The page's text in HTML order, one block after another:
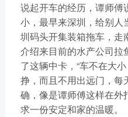
说起开车的经历，谭师傅
小，最早来深圳，给别人
圳码头开集装箱拖车，走
介绍来目前的水产公司拉
了这辆中卡，“车不在大
挣，而且不用出远门，每
确，像是谭师傅这样在外
求一份安定和家的温暖。